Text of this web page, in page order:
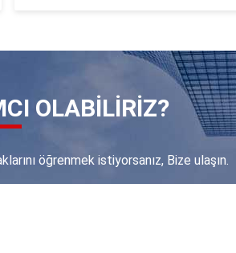
OLABILIRIZ?
öğrenmek istiyorsanız, Bize ulaşın.